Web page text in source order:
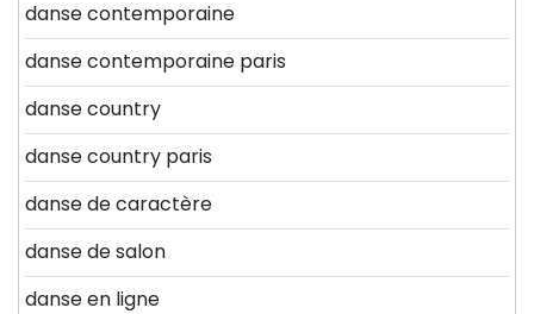
danse contemporaine
danse contemporaine paris
danse country
danse country paris
danse de caractère
danse de salon
danse en ligne